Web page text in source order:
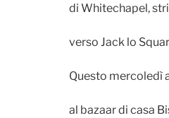
di Whitechapel,
verso Jack lo
Questo mercoledì
al bazaar di casa